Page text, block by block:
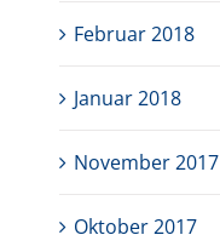
Februar 2018
Januar 2018
November 2017
Oktober 2017